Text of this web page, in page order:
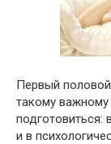
Первый
такому важному
подготовиться:
и в